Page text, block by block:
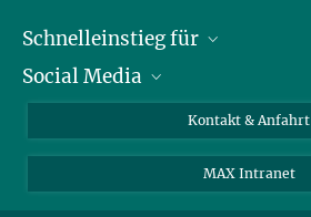
Schnelleinstieg für
Journalist*innen
Social Media
LinkedIn
Kontakt & Anfahrt
MAX Intranet